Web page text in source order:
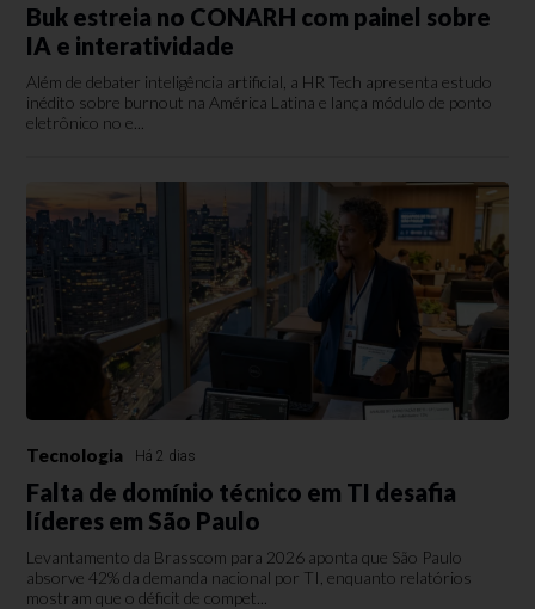
Buk estreia no CONARH com painel sobre
IA e interatividade
Além de debater inteligência artificial, a HR Tech apresenta estudo
inédito sobre burnout na América Latina e lança módulo de ponto
eletrônico no e...
Tecnologia Há 2 dias
Falta de domínio técnico em TI desafia
líderes em São Paulo
Levantamento da Brasscom para 2026 aponta que São Paulo
absorve 42% da demanda nacional por TI, enquanto relatórios
mostram que o déficit de compet...